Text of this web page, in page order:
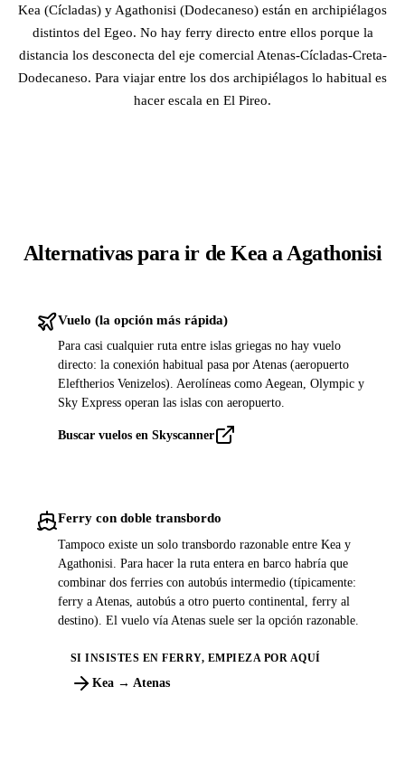
Kea (Cícladas) y Agathonisi (Dodecaneso) están en archipiélagos
distintos del Egeo. No hay ferry directo entre ellos porque la
distancia los desconecta del eje comercial Atenas-Cícladas-Creta-
Dodecaneso. Para viajar entre los dos archipiélagos lo habitual es
hacer escala en El Pireo.
Alternativas para ir de Kea a Agathonisi
Vuelo (la opción más rápida)
Para casi cualquier ruta entre islas griegas no hay vuelo
directo: la conexión habitual pasa por Atenas (aeropuerto
Eleftherios Venizelos). Aerolíneas como Aegean, Olympic y
Sky Express operan las islas con aeropuerto.
Buscar vuelos en Skyscanner
Ferry con doble transbordo
Tampoco existe un solo transbordo razonable entre Kea y
Agathonisi. Para hacer la ruta entera en barco habría que
combinar dos ferries con autobús intermedio (típicamente:
ferry a Atenas, autobús a otro puerto continental, ferry al
destino). El vuelo vía Atenas suele ser la opción razonable.
SI INSISTES EN FERRY, EMPIEZA POR AQUÍ
Kea → Atenas